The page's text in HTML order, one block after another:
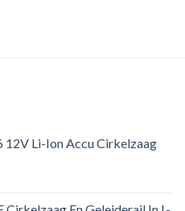
12V Li-Ion Accu Cirkelzaag